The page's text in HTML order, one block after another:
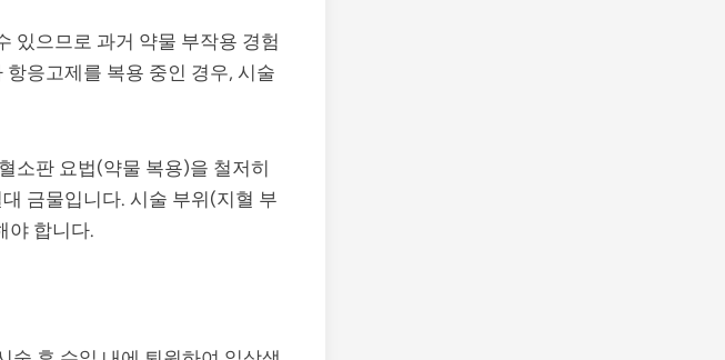
있으므로 과거 약물 부작용 경험
응고제를 복용 중인 경우, 시술
소판 요법(약물 복용)을 철저히
금물입니다. 시술 부위(지혈 부
야 합니다.